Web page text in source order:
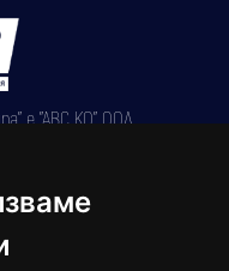
е "АВС КО" ООД,